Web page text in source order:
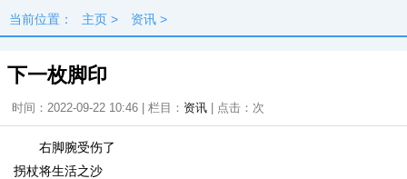
当前位置： 主页 > 资讯 >
下一枚脚印
时间：2022-09-22 10:46 | 栏目： 资讯 | 点击： 次
右脚腕受伤了
拐杖将生活之沙